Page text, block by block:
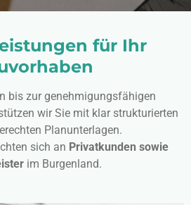
für Ihr
bis zur genehmigungsfähigen
wir Sie mit klar strukturierten
Planunterlagen.
sich an Privatkunden sowie
im Burgenland.